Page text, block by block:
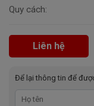
Quy cách:
Liên hệ
Để lại thông tin để